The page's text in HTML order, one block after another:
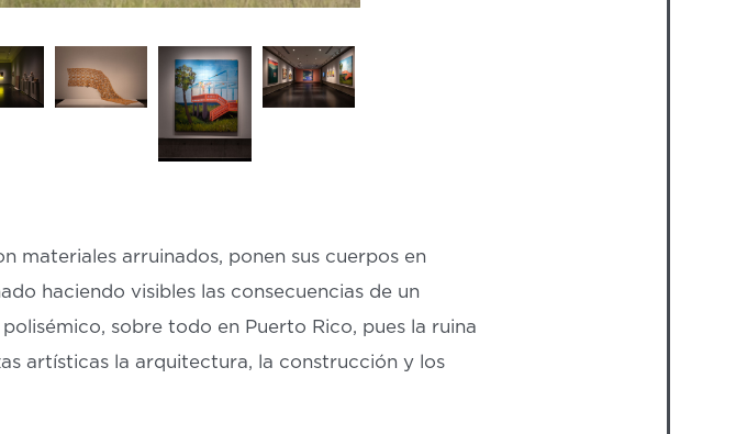
materiales arruinados, ponen sus cuerpos en
haciendo visibles las consecuencias de un
sobre todo en Puerto Rico, pues la ruina
artísticas la arquitectura, la construcción y los